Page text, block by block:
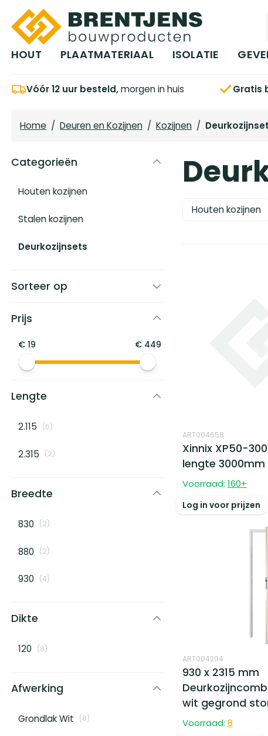
Ga naar hoofdinhoud
HOUT PLAATMATERIAAL ISOLATIE
Vóór 12 uur besteld,morgen in huis Gratis
Home / Deuren en Kozijnen / Kozijnen /
Houten kozijnen
ART004658
Xinnix XP50-
lengte 3000mm
Voorraad: 160+
Log in voor prijzen
ART004204
930 x 2315 mm
wit gegrond
Voorraad: 8
Categorieën
Houten kozijnen
Stalen kozijnen
Deurkozijnsets
Sorteer op
Prijs
€ 19 € 449
Lengte
2.115 (6)
2.315 (2)
Breedte
830 (2)
880 (2)
930 (4)
Dikte
120 (8)
Afwerking
Grondlak Wit (8)